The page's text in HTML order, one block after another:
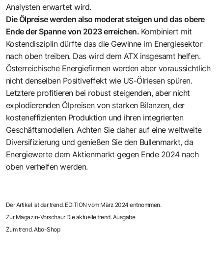
Analysten erwartet wird.
Die Ölpreise werden also moderat steigen und das obere
Ende der Spanne von 2023 erreichen. Kombiniert mit
Kostendisziplin dürfte das die Gewinne im Energiesektor
nach oben treiben. Das wird dem ATX insgesamt helfen.
Österreichische Energiefirmen werden aber voraussichtlich
nicht denselben Positiveffekt wie US-Ölriesen spüren.
Letztere profitieren bei robust steigenden, aber nicht
explodierenden Ölpreisen von starken Bilanzen, der
kosteneffizienten Produktion und ihren integrierten
Geschäftsmodellen. Achten Sie daher auf eine weltweite
Diversifizierung und genießen Sie den Bullenmarkt, da
Energiewerte dem Aktienmarkt gegen Ende 2024 nach
oben verhelfen werden.
Der Artikel ist der trend. EDITION vom März 2024 entnommen.
Zur Magazin-Vorschau: Die aktuelle trend. Ausgabe
Zum trend. Abo-Shop